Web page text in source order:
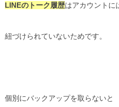
LINEのトーク履歴はアカウントに
紐づけられていないためです。
個別にバックアップを取らないと